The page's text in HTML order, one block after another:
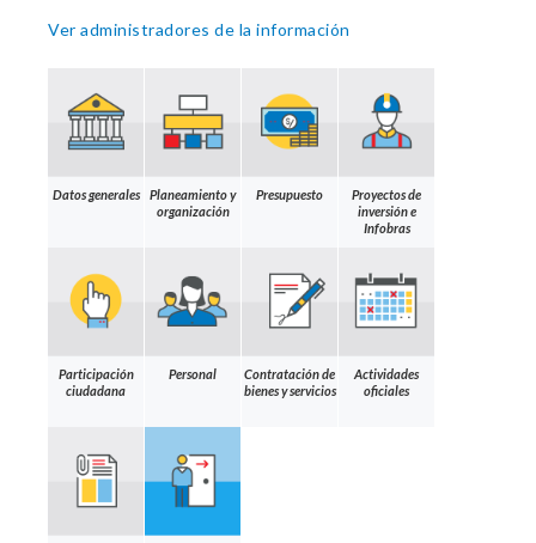
Ver administradores de la información
Datos generales
Planeamiento y
organización
Presupuesto
Proyectos de
inversión e
Infobras
Participación
ciudadana
Personal
Contratación de
bienes y servicios
Actividades
oficiales